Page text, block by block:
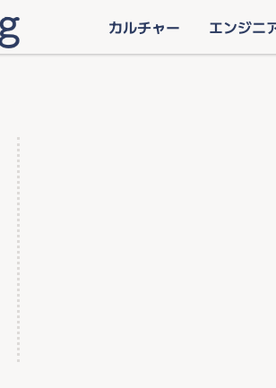
カルチャー エンジニ